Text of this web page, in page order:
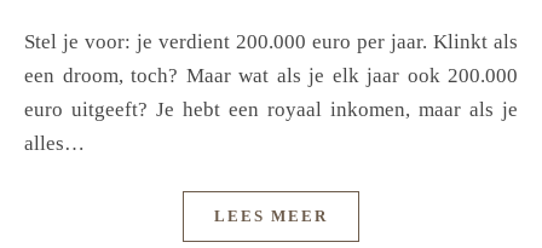
Stel je voor: je verdient 200.000 euro per jaar. Klinkt als
een droom, toch? Maar wat als je elk jaar ook 200.000
euro uitgeeft? Je hebt een royaal inkomen, maar als je
alles…
LEES MEER